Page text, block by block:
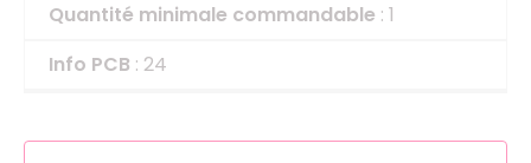
Quantité minimale commandable : 1
Info PCB : 24